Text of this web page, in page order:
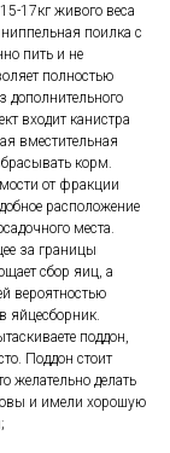
17кг живого веса
поилка с
пить и не
полностью
дополнительного
входит канистра
вместительная
корм.
от фракции
расположение
места.
за границы
сбор яиц, а
вероятностью
яйцесборник.
поддон,
Поддон стоит
желательно делать
и имели хорошую